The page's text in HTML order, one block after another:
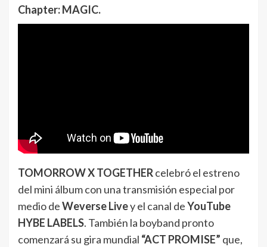
Chapter: MAGIC.
TOMORROW X TOGETHERcelebró el estreno
del mini álbum con una transmisión especial por
medio deWeverse Livey el canal deYouTube
HYBE LABELS. También la boyband pronto
comenzará su gira mundial “ACT PROMISE” que,